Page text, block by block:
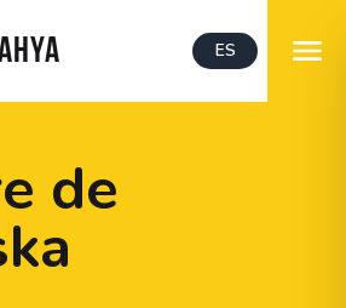
ES
de